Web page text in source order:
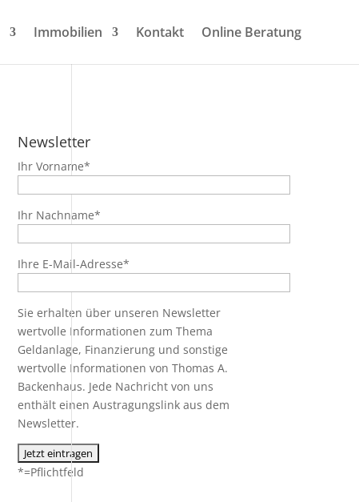
Immobilien Kontakt Online Beratung
Newsletter
Ihr Vorname*
Ihr Nachname*
Ihre E-Mail-Adresse*
Sie erhalten über unseren Newsletter
wertvolle Informationen zum Thema
Geldanlage, Finanzierung und sonstige
wertvolle Informationen von Thomas A.
Backenhaus. Jede Nachricht von uns
enthält einen Austragungslink aus dem
Newsletter.
*=Pflichtfeld